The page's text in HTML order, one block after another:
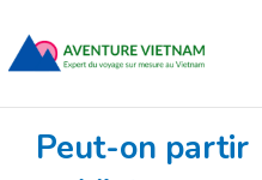
contenu
Peut-on partir